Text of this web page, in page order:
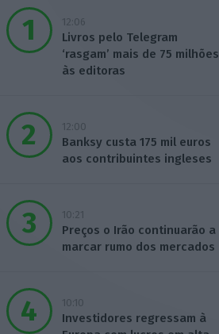
12:06
Livros pelo Telegram
‘rasgam’ mais de 75 milhões
às editoras
12:00
Banksy custa 175 mil euros
aos contribuintes ingleses
10:21
Preços o Irão continuarão a
marcar rumo dos mercados
10:10
Investidores regressam à